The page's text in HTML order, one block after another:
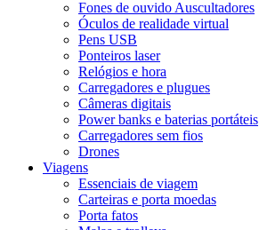
Fones de ouvido Auscultadores
Óculos de realidade virtual
Pens USB
Ponteiros laser
Relógios e hora
Carregadores e plugues
Câmeras digitais
Power banks e baterias portáteis
Carregadores sem fios
Drones
Viagens
Essenciais de viagem
Carteiras e porta moedas
Porta fatos